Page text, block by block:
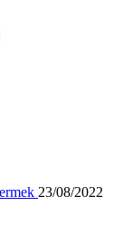
23/08/2022